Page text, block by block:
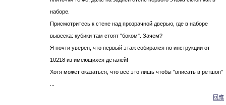
наборе.
Присмотритесь к стене над прозрачной дверью, где в наборе
вывеска: кубики там стоят "боком". Зачем?
Я почти уверен, что первый этаж собирался по инструкции от
10218 из имеющихся деталей!
Хотя может оказаться, что всё это лишь чтобы "вписать в pетшоп"
回應